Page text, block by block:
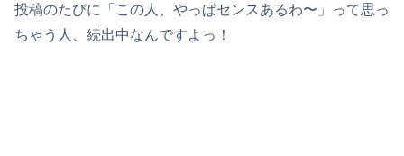
投稿のたびに「この人、やっぱセンスあるわ〜」って思っ
ちゃう人、続出中なんですよっ！